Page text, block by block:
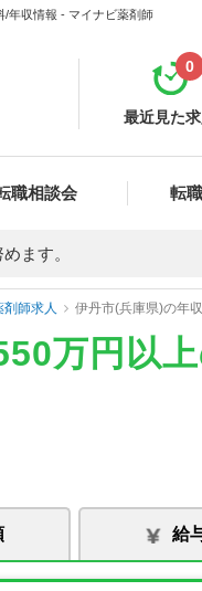
/年収情報 - マイナビ薬剤師
最近見た求
0
職相談会 転
ます。
師求人 伊丹市(兵庫県)の年
万円以
給